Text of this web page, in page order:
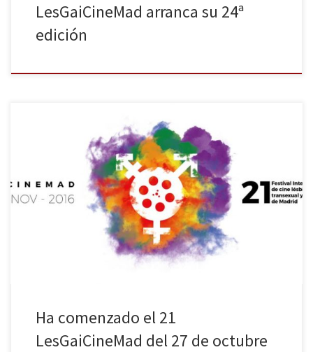
LesGaiCineMad arranca su 24ª
edición
Un año más ha comenzado el LesGaiCineMad, el Festival
Internacional de Cine LGBT de Madrid, este año con más de 110
películas, 18 sedes oficiales y 5 municipios, ya que además de
haber proyecciones en la ciudad de Madrid las habrá también en
San Sebastián de los Reyes, Getafe, Rivas-Vaciamadrid […]
Ha comenzado el 21
LesGaiCineMad del 27 de octubre